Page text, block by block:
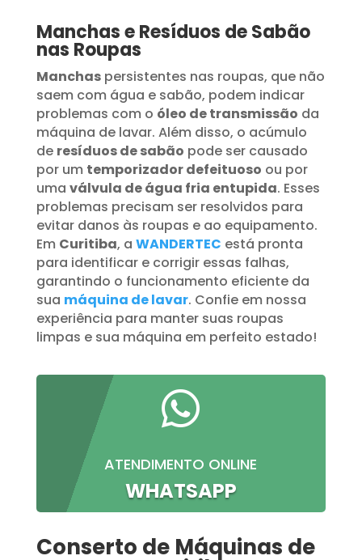
Manchas e Resíduos de Sabão
nas Roupas
Manchaspersistentes nas roupas, que não
saem com água e sabão, podem indicar
problemas com o óleo de transmissão da
máquina de lavar. Além disso, o acúmulo
de resíduos de sabão pode ser causado
por um temporizador defeituoso ou por
uma válvula de água fria entupida. Esses
problemas precisam ser resolvidos para
evitar danos às roupas e ao equipamento.
Em Curitiba, a WANDERTEC está pronta
para identificar e corrigir essas falhas,
garantindo o funcionamento eficiente da
sua máquina de lavar. Confie em nossa
experiência para manter suas roupas
limpas e sua máquina em perfeito estado!

ATENDIMENTO ONLINE
WHATSAPP
Conserto de Máquinas de